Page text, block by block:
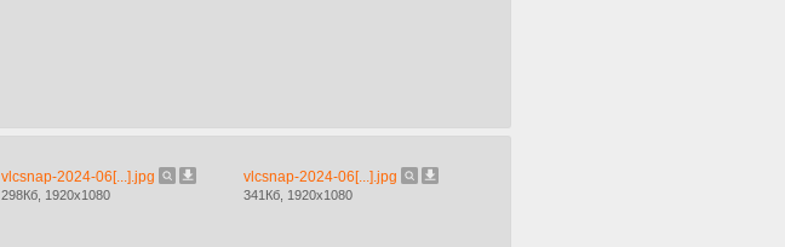
vlcsnap-2024-06[...].jpg
298Кб, 1920x1080
vlcsnap-2024-06[...].jpg
341Кб, 1920x1080